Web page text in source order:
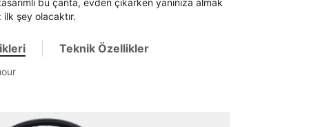
bu çanta, evden çıkarken yanınıza almak
şey olacaktır.
Teknik Özellikler